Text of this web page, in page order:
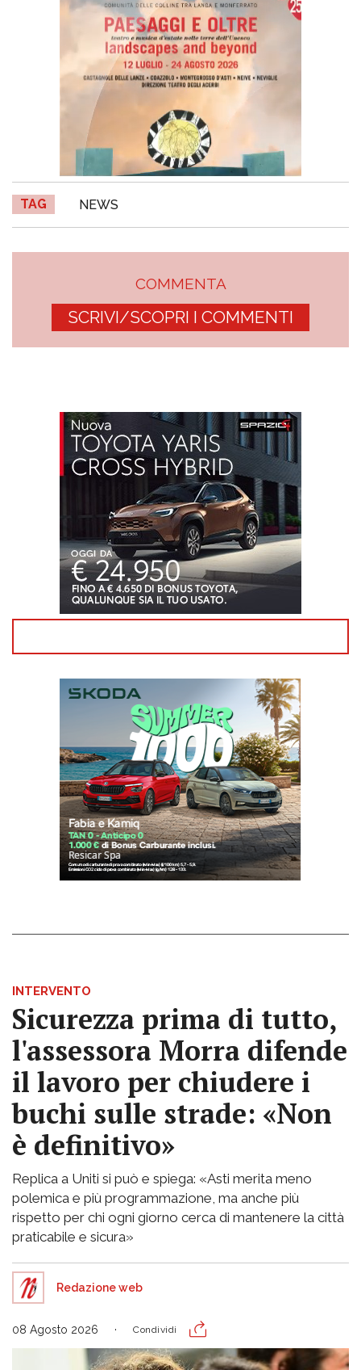
TAG NEWS
COMMENTA
SCRIVI/SCOPRI I COMMENTI
INTERVENTO
Sicurezza prima di tutto,
l'assessora Morra difende
il lavoro per chiudere i
buchi sulle strade: «Non
è definitivo»
Replica a Uniti si può e spiega: «Asti merita meno
polemica e più programmazione, ma anche più
rispetto per chi ogni giorno cerca di mantenere la città
praticabile e sicura»
Redazione web
08 Agosto 2026 Condividi